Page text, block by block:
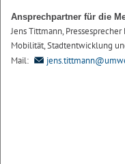
Ansprechpartner für die
Jens Tittmann,
Mobilität, Stadtentwicklung
Mail: